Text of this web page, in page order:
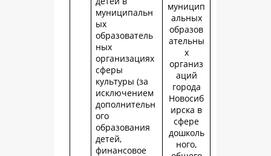
муниципальн
ых
образователь
ных
организациях
сферы
культуры (за
исключением
дополнительн
ого
образования
детей,
финансовое
муницип
альных
образов
ательны
х
организ
аций
города
Новосиб
ирска в
сфере
дошколь
ного,